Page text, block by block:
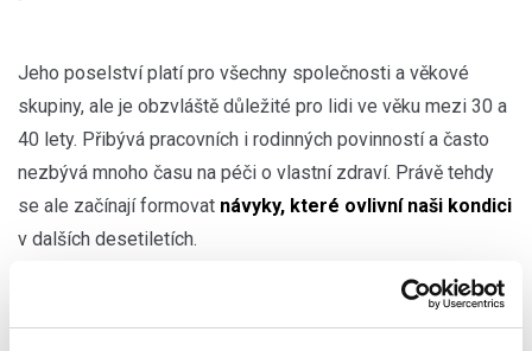
Jeho poselství platí pro všechny společnosti a věkové
skupiny, ale je obzvláště důležité pro lidi ve věku mezi 30 a
40 lety. Přibývá pracovních i rodinných povinností a často
nezbývá mnoho času na péči o vlastní zdraví. Právě tehdy
se ale začínají formovat návyky, které ovlivní naši kondici
v dalších desetiletích.